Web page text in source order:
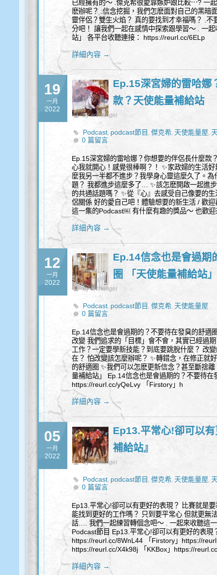
已經擁有的～ .傑克希很愛靠嫉妒跟比較⋯? 一
麽辦呢？ .信念挖掘，我們怎麽面對自己的黑暗
靈伴侶？雙生火焰？ 真的要找到才幸福嗎？ .
分吧！ 讓我們一起在感情中探索跟學習～ . 一
站」 各平台收聽連接： https://reurl.cc/6ELp
詳細內容 →
19
一月
2022
Ep.15深宮婦的雷哈娜
款？天使能量補給站
by archangel
Podcast, podcast節目 ,傑克希, 天使能量屋,
0 篇留言
Ep.15深宮婦的雷哈娜？你想要的伴侶長什麼款
心我就開心！感覺很棒啊？！ ✨家政婦的生活
麼我另一半都不進步？我學身心靈這麼久了。
題？ 我都進步這麼多了… ✨該怎麽開啟一起進
的共通話題嗎？ ✨從『心』去感受自己像要的
侶關係 好的愛自己吧！體驗想要的新生活 / 歡
這一集的Podcast￼ 有什麼有趣的獎品～ 也歡
詳細內容 →
12
一月
2022
Ep.14信念也是會過期
圈 「天使能量補給站
by archangel
Podcast, podcast節目 ,傑克希, 天使能量屋
0 篇留言
Ep.14信念也是會過期的？不要待在發臭的舒適
改變 我們追求的「目標」會不會，其實已經過
工作？一定要學新技能？到底要跳脫什麼？ 改
在？ 怕改變該怎麼辦呢？ ✨轉錯念，在修正就
的舒適圈 ✨我們可以怎麽更新信念？甚至斷捨
量補給站」 Ep.14信念也是會過期的？不要待
https://reurl.cc/yQeLvy 「Firstory」h
詳細內容 →
05
一月
2022
Ep13.平常心!卻可以
補給站』
by archangel
Podcast, podcast節目 ,傑克希, 天使能量屋,
0 篇留言
Ep13.平常心!卻可以有更好的表現？ 比賽就是
能找到更好的工作嗎？ 只到要平常心 但就更
話…. 我們一起練習轉個念吧～ . 一起來收聽這
Podcast節目 Ep13.平常心!卻可以有更好的表現
https://reurl.cc/8WnL44 「Firstory」https://
https://reurl.cc/X4k98j 「KKBox」https://
詳細內容 →